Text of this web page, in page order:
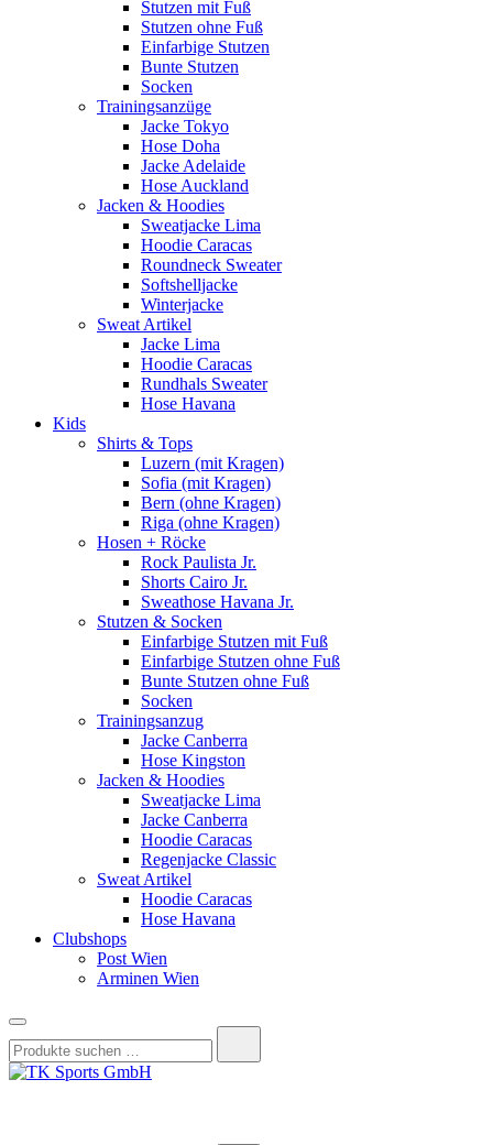
Stutzen mit Fuß
Stutzen ohne Fuß
Einfarbige Stutzen
Bunte Stutzen
Socken
Trainingsanzüge
Jacke Tokyo
Hose Doha
Jacke Adelaide
Hose Auckland
Jacken & Hoodies
Sweatjacke Lima
Hoodie Caracas
Roundneck Sweater
Softshelljacke
Winterjacke
Sweat Artikel
Jacke Lima
Hoodie Caracas
Rundhals Sweater
Hose Havana
Kids
Shirts & Tops
Luzern (mit Kragen)
Sofia (mit Kragen)
Bern (ohne Kragen)
Riga (ohne Kragen)
Hosen + Röcke
Rock Paulista Jr.
Shorts Cairo Jr.
Sweathose Havana Jr.
Stutzen & Socken
Einfarbige Stutzen mit Fuß
Einfarbige Stutzen ohne Fuß
Bunte Stutzen ohne Fuß
Socken
Trainingsanzug
Jacke Canberra
Hose Kingston
Jacken & Hoodies
Sweatjacke Lima
Jacke Canberra
Hoodie Caracas
Regenjacke Classic
Sweat Artikel
Hoodie Caracas
Hose Havana
Clubshops
Post Wien
Arminen Wien
nach: